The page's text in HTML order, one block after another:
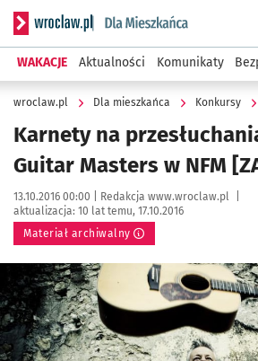
Serwis informacyjny wroclaw.pl
WAKACJE Aktualności Komunikaty
wroclaw.pl Dla mieszkańca Konkursy
Karnety na
Guitar Masters w NFM
Data publikacji:
13.10.2016 00:00 | Autor:
Redakcja www.wroclaw.pl
aktualizacja: 10 lat temu, 17.10.2016
Materiał archiwalny
Kliknij, aby powiększyć